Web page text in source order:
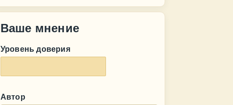
Ваше мнение
Уровень доверия
Автор